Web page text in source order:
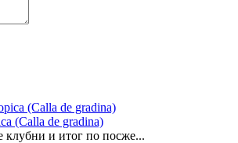
(Calla de gradina)
и итог по посже...